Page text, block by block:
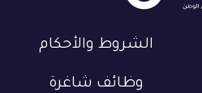
الشروط والأحكام
وظائف شاغرة